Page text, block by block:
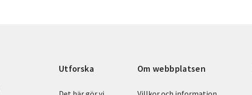
Utforska Om webbplatsen